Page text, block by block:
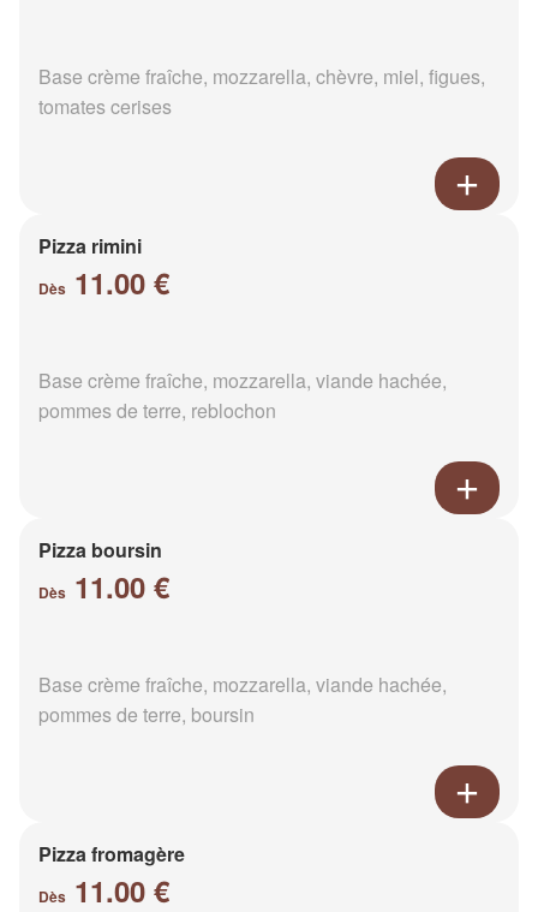
Base crème fraîche, mozzarella, chèvre, miel, figues,
tomates cerises
Pizza rimini
Dès 11.00 €
Base crème fraîche, mozzarella, viande hachée,
pommes de terre, reblochon
Pizza boursin
Dès 11.00 €
Base crème fraîche, mozzarella, viande hachée,
pommes de terre, boursin
Pizza fromagère
Dès 11.00 €